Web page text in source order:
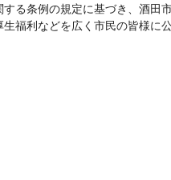
る条例の規定に基づき、酒田
福利などを広く市民の皆様に